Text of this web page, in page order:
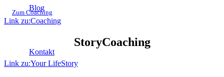
Blog
Kontakt
Zum Coaching
Link zu:Coaching
StoryCoaching
Link zu:Your LifeStory